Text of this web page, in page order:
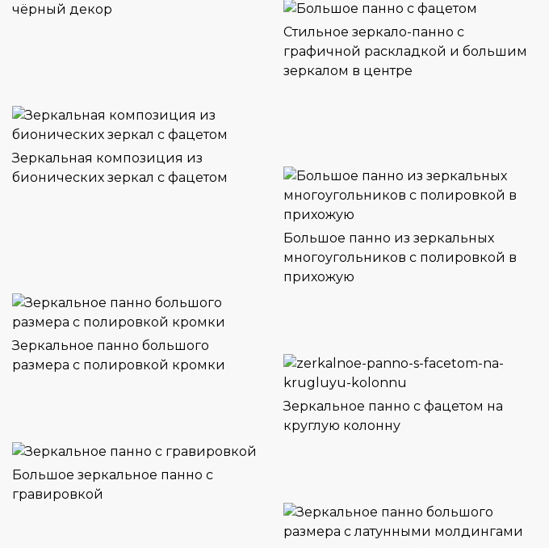
чёрный декор
Стильное зеркало-панно с
графичной раскладкой и большим
зеркалом в центре
Зеркальная композиция из
бионических зеркал с фацетом
Большое панно из зеркальных
многоугольников с полировкой в
прихожую
Зеркальное панно большого
размера с полировкой кромки
Зеркальное панно с фацетом на
круглую колонну
Большое зеркальное панно с
гравировкой